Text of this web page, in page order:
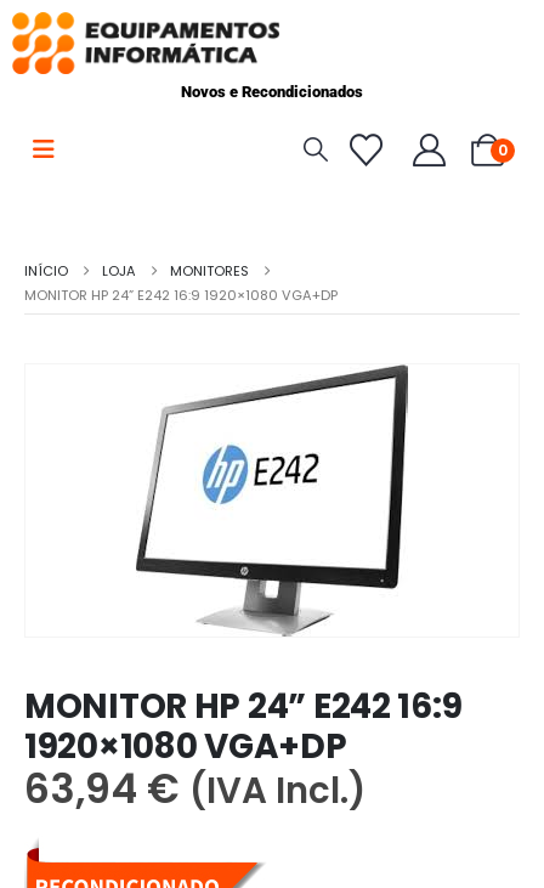
Novos e Recondicionados
0
INÍCIO LOJA
MONITORES
MONITOR HP 24” E242 16:9 1920×1080 VGA+DP
MONITOR HP 24” E242 16:9
1920×1080 VGA+DP
63,94 € (IVA Incl.)